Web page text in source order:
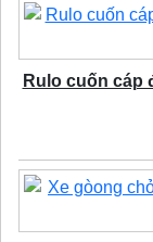
Rulo cuốn cáp